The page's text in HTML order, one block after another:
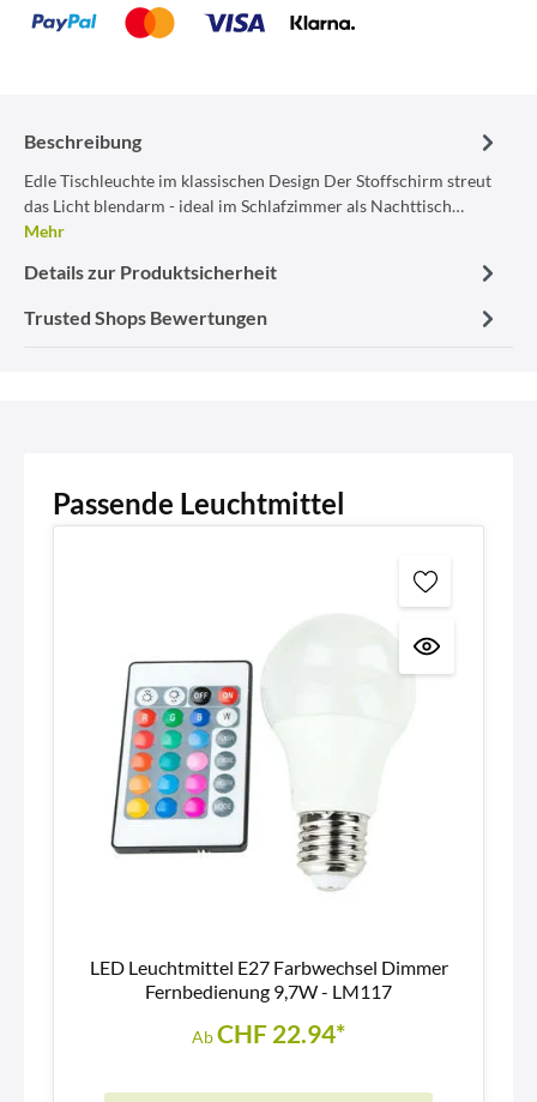
Beschreibung
Edle Tischleuchte im klassischen Design Der Stoffschirm streut
das Licht blendarm - ideal im Schlafzimmer als Nachttisch…
Mehr
Details zur Produktsicherheit
Trusted Shops Bewertungen
Passende Leuchtmittel
LED Leuchtmittel E27 Farbwechsel Dimmer
Fernbedienung 9,7W - LM117
AbCHF 22.94*